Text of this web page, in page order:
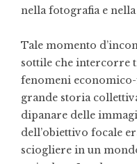
nella fotografia e nella
Tale momento
sottile che intercorre
fenomeni
grande storia
dipanare delle
dell’obiettivo focale
sciogliere in un